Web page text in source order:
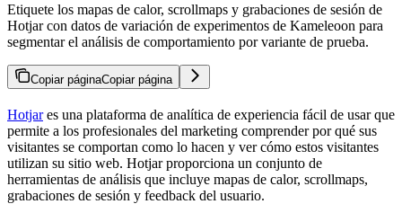
Etiquete los mapas de calor, scrollmaps y grabaciones de sesión de
Hotjar con datos de variación de experimentos de Kameleoon para
segmentar el análisis de comportamiento por variante de prueba.
Copiar páginaCopiar página
Hotjares una plataforma de analítica de experiencia fácil de usar que
permite a los profesionales del marketing comprender por qué sus
visitantes se comportan como lo hacen y ver cómo estos visitantes
utilizan su sitio web. Hotjar proporciona un conjunto de
herramientas de análisis que incluye mapas de calor, scrollmaps,
grabaciones de sesión y feedback del usuario.